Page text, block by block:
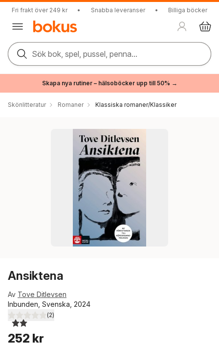
Fri frakt över 249 kr • Snabba leveranser • Billiga böcker
Sök bok, spel, pussel, penna...
Skapa nya rutiner – hälsoböcker upp till 50% →
Skönlitteratur Romaner Klassiska romaner/Klassiker
Ansiktena
Av Tove Ditlevsen
Inbunden, Svenska, 2024
2,0utav 5 stjärnor. Totalt antal röster:
(2)
252 kr